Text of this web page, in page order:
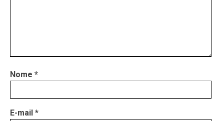
Nome *
E-mail *